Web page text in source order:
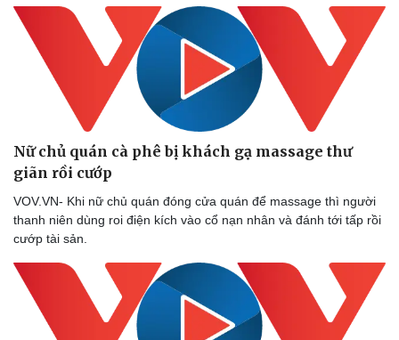
Nữ chủ quán cà phê bị khách gạ massage thư
giãn rồi cướp
VOV.VN- Khi nữ chủ quán đóng cửa quán để massage thì người
thanh niên dùng roi điện kích vào cổ nạn nhân và đánh tới tấp rồi
cướp tài sản.